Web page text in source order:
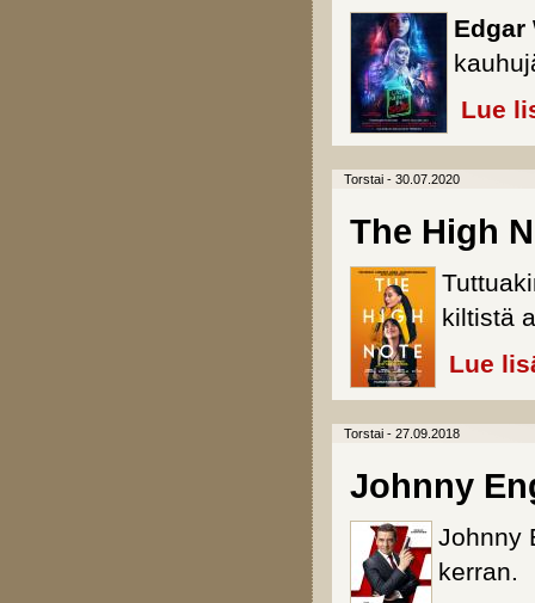
Edgar
Lue
Torstai - 30.07.2020
The High
kiltistä
Lue
Torstai - 27.09.2018
Johnny
Johnny
kerran.